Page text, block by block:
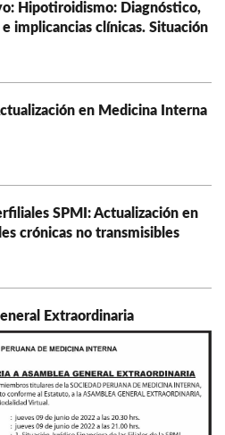
Hipotiroidismo: Diagnóstico,
implicancias clínicas. Situación
en Medicina Interna
SPMI: Actualización en
crónicas no transmisibles
Extraordinaria